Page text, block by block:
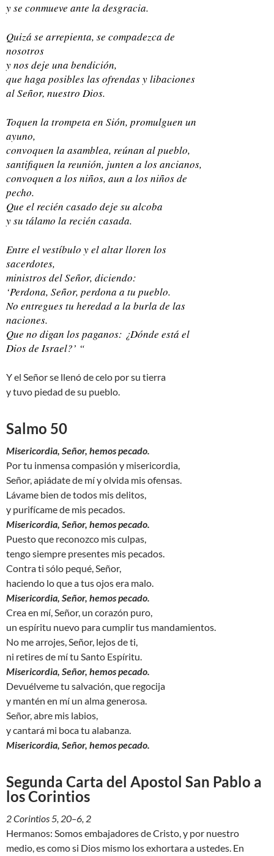
y se conmueve ante la desgracia.
Quizá se arrepienta, se compadezca de
nosotros
y nos deje una bendición,
que haga posibles las ofrendas y libaciones
al Señor, nuestro Dios.
Toquen la trompeta en Sión, promulguen un
ayuno,
convoquen la asamblea, reúnan al pueblo,
santifiquen la reunión, junten a los ancianos,
convoquen a los niños, aun a los niños de
pecho.
Que el recién casado deje su alcoba
y su tálamo la recién casada.
Entre el vestíbulo y el altar lloren los
sacerdotes,
ministros del Señor, diciendo:
‘Perdona, Señor, perdona a tu pueblo.
No entregues tu heredad a la burla de las
naciones.
Que no digan los paganos: ¿Dónde está el
Dios de Israel?’ “
Y el Señor se llenó de celo por su tierra
y tuvo piedad de su pueblo.
Salmo 50
Misericordia, Señor, hemos pecado.
Por tu inmensa compasión y misericordia,
Señor, apiádate de mí y olvida mis ofensas.
Lávame bien de todos mis delitos,
y purifícame de mis pecados.
Misericordia, Señor, hemos pecado.
Puesto que reconozco mis culpas,
tengo siempre presentes mis pecados.
Contra ti sólo pequé, Señor,
haciendo lo que a tus ojos era malo.
Misericordia, Señor, hemos pecado.
Crea en mí, Señor, un corazón puro,
un espíritu nuevo para cumplir tus mandamientos.
No me arrojes, Señor, lejos de ti,
ni retires de mí tu Santo Espíritu.
Misericordia, Señor, hemos pecado.
Devuélveme tu salvación, que regocija
y mantén en mí un alma generosa.
Señor, abre mis labios,
y cantará mi boca tu alabanza.
Misericordia, Señor, hemos pecado.
Segunda Carta del Apostol San Pablo a
los Corintios
2 Corintios 5, 20–6, 2
Hermanos: Somos embajadores de Cristo, y por nuestro
medio, es como si Dios mismo los exhortara a ustedes. En